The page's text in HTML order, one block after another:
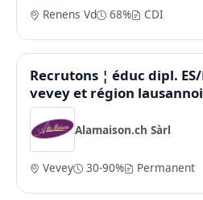
Renens Vd 68% CDI
Recrutons ¦ éduc dipl. ES/
vevey et région
Alamaison.ch Sàrl
Vevey 30-90% Permanent